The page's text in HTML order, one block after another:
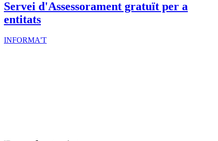
Servei d'Assessorament gratuït per a
entitats
INFORMA'T